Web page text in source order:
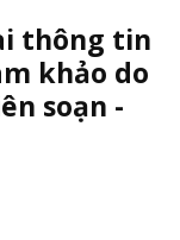
thông tin
khảo do
soạn -